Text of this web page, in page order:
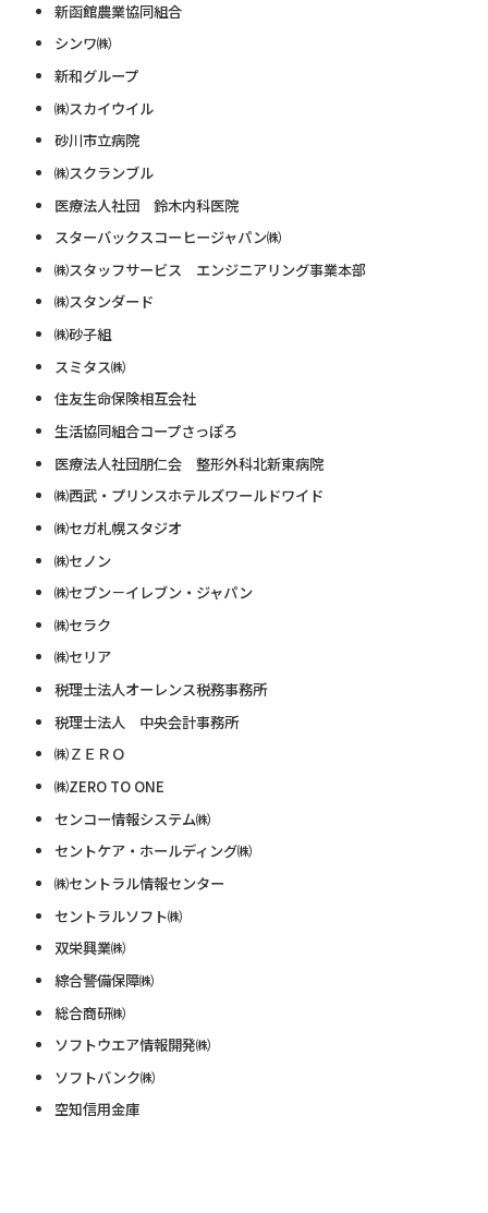
新函館農業協同組合
シンワ㈱
新和グループ
㈱スカイウイル
砂川市立病院
㈱スクランブル
医療法人社団 鈴木内科医院
スターバックスコーヒージャパン㈱
㈱スタッフサービス エンジニアリング事業本部
㈱スタンダード
㈱砂子組
スミタス㈱
住友生命保険相互会社
生活協同組合コープさっぽろ
医療法人社団朋仁会 整形外科北新東病院
㈱西武・プリンスホテルズワールドワイド
㈱セガ札幌スタジオ
㈱セノン
㈱セブン－イレブン・ジャパン
㈱セラク
㈱セリア
税理士法人オーレンス税務事務所
税理士法人 中央会計事務所
㈱ＺＥＲＯ
㈱ZERO TO ONE
センコー情報システム㈱
セントケア・ホールディング㈱
㈱セントラル情報センター
セントラルソフト㈱
双栄興業㈱
綜合警備保障㈱
総合商研㈱
ソフトウエア情報開発㈱
ソフトバンク㈱
空知信用金庫